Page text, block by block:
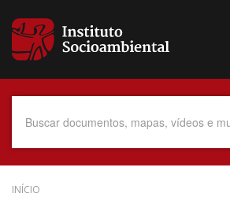
para
conteúdo
Data do Documento
INÍCIO